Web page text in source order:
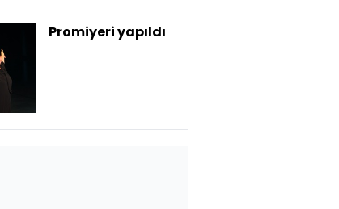
Promiyeri yapıldı